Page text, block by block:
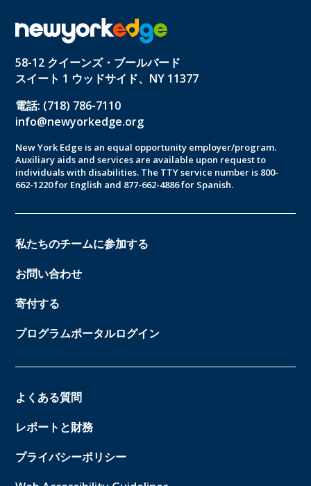
58-12 クイーンズ・ブールバード
スイート 1 ウッドサイド、NY 11377
電話: (718) 786-7110
info@newyorkedge.org
New York Edge is an equal opportunity employer/program.
Auxiliary aids and services are available upon request to
individuals with disabilities. The TTY service number is 800-
662-1220 for English and 877-662-4886 for Spanish.
私たちのチームに参加する
お問い合わせ
寄付する
プログラムポータルログイン
よくある質問
レポートと財務
プライバシーポリシー